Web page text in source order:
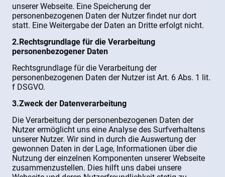
unserer Webseite. Eine Speicherung der
personenbezogenen Daten der Nutzer findet nur dort
statt. Eine Weitergabe der Daten an Dritte erfolgt nicht.
2.Rechtsgrundlage für die Verarbeitung
personenbezogener Daten
Rechtsgrundlage für die Verarbeitung der
personenbezogenen Daten der Nutzer ist Art. 6 Abs. 1 lit.
f DSGVO.
3.Zweck der Datenverarbeitung
Die Verarbeitung der personenbezogenen Daten der
Nutzer ermöglicht uns eine Analyse des Surfverhaltens
unserer Nutzer. Wir sind in durch die Auswertung der
gewonnen Daten in der Lage, Informationen über die
Nutzung der einzelnen Komponenten unserer Webseite
zusammenzustellen. Dies hilft uns dabei unsere